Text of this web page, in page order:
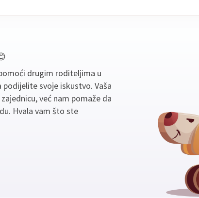
drugim roditeljima u
svoje iskustvo. Vaša
već nam pomaže da
Hvala vam što ste